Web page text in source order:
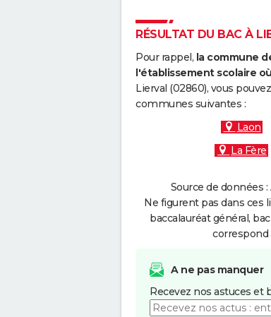
RÉSULTAT DU BAC À
Pour rappel, la commune
l'établissement scolaire
Lierval (02860), vous
communes suivantes :
Laon
La Fère
Source de données
Ne figurent pas dans ces
baccalauréat général,
correspond
A ne pas manquer
Recevez nos astuces et